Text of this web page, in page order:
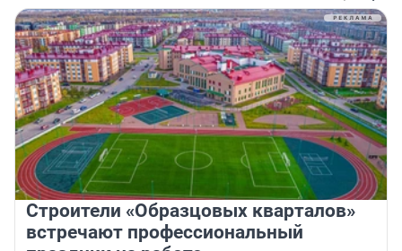
Строители «Образцовых кварталов»
встречают профессиональный